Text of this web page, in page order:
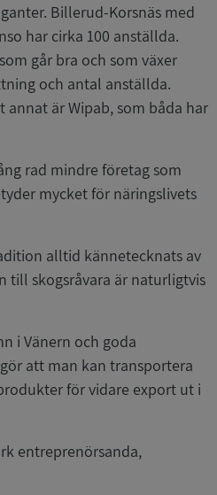
Billerud-Korsnäs med
har cirka 100 anställda.
går bra och som växer
och antal anställda.
annat är Wipab, som båda har
rad mindre företag som
mycket för näringslivets
alltid kännetecknats av
till skogsråvara är naturligtvis
i Vänern och goda
att man kan transportera
för vidare export ut i
entreprenörsanda,